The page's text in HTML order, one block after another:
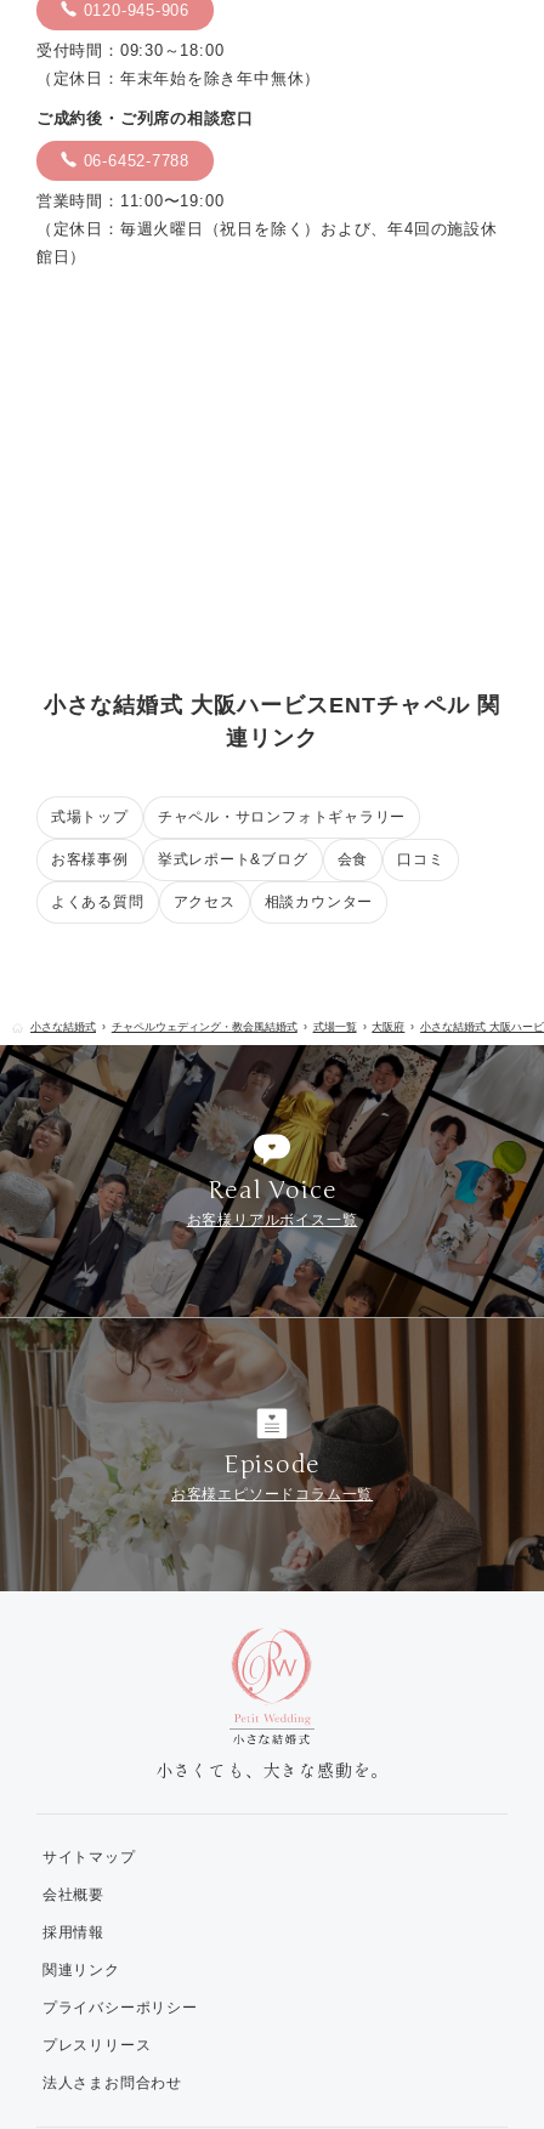
0120-945-906
受付時間：09:30～18:00
（定休日：年末年始を除き年中無休）
ご成約後・ご列席の相談窓口
06-6452-7788
営業時間：11:00〜19:00
（定休日：毎週火曜日（祝日を除く）および、年4回の施設休
館日）
小さな結婚式 大阪ハービスENTチャペル 関
連リンク
式場トップ チャペル・サロンフォトギャラリー
お客様事例 挙式レポート&ブログ 会食 口コミ
よくある質問 アクセス 相談カウンター
小さな結婚式 チャペルウェディング・教会風結婚式 式場一覧 大阪府 小さな結婚式 大阪ハー
Real Voice
お客様リアルボイス一覧
Episode
お客様エピソードコラム一覧
小さくても、大きな感動を。
サイトマップ
会社概要
採用情報
関連リンク
プライバシーポリシー
プレスリリース
法人さまお問合わせ